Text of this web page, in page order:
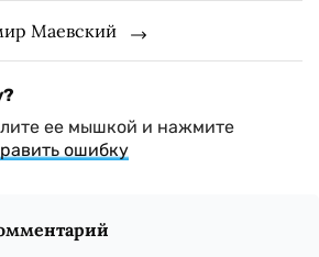
Маевский
ее мышкой и нажмите
ошибку